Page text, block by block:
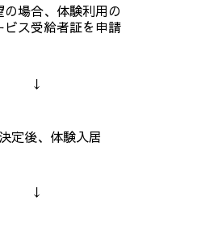
の場合、体験利用の
ビス受給者証を申請
↓
定後、体験入居
↓